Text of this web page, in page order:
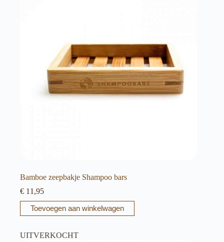
Bamboe zeepbakje Shampoo bars
€ 11,95
Toevoegen aan winkelwagen
UITVERKOCHT